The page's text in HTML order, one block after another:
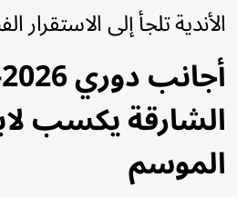
الأندية تلجأ إلى الاستقرار
الشارقة يكسب
الموسم